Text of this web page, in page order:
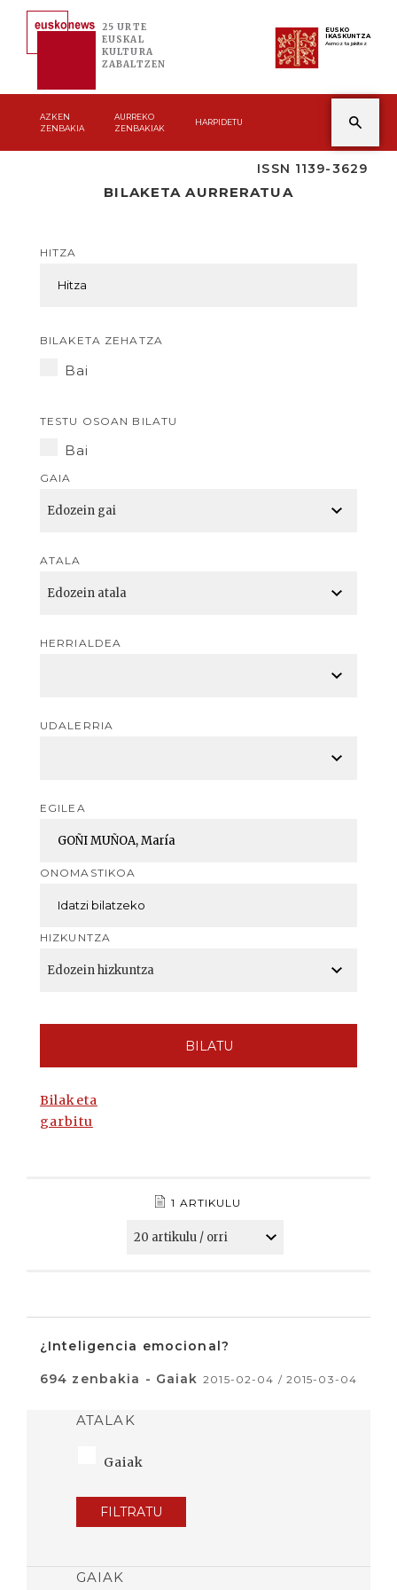
25 URTE
EUSKAL
KULTURA
ZABALTZEN
EUSKO
IKASKUNTZA
Asmoz ta jakitez
AZKEN
ZENBAKIA
AURREKO
ZENBAKIAK
HARPIDETU
ISSN 1139-3629
BILAKETA AURRERATUA
HITZA
BILAKETA ZEHATZA
Bai
TESTU OSOAN BILATU
Bai
GAIA
ATALA
HERRIALDEA
UDALERRIA
EGILEA
ONOMASTIKOA
HIZKUNTZA
BILATU
Bilaketa
garbitu
1 ARTIKULU
¿Inteligencia emocional?
694 zenbakia - Gaiak 2015-02-04 / 2015-03-04
ATALAK
Gaiak
FILTRATU
GAIAK